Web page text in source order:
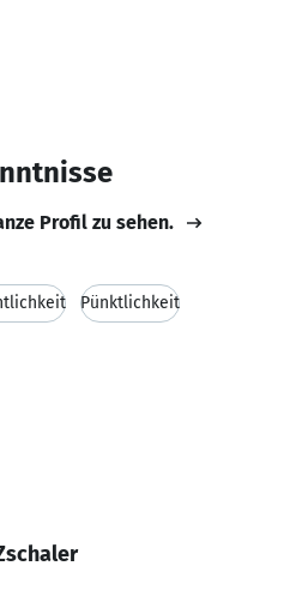
Profil zu sehen.
Pünktlichkeit